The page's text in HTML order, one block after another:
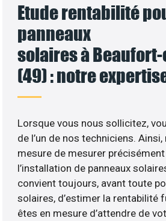
Etude rentabilité
panneaux
solaires à
(49) : notre
Lorsque vous nous sollicitez,
de l’un de nos techniciens.
mesure de mesurer précisément
l’installation de panneaux
convient toujours, avant toute
solaires, d’estimer la rentabilité
êtes en mesure d’attendre de